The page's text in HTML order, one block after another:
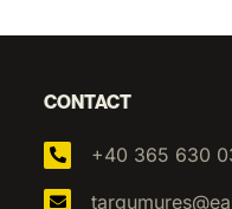
CONTACT
+40 365 630